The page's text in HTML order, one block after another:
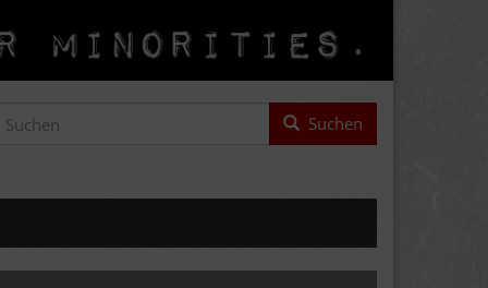
Suchen